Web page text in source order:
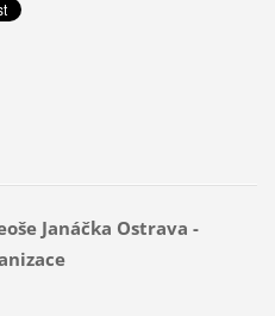
Janáčka Ostrava -